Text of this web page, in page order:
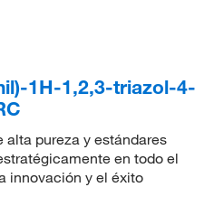
1H-1,2,3-triazol-4-
pureza y estándares
en todo el
innovación y el éxito